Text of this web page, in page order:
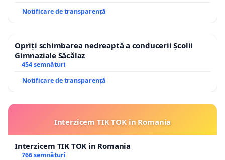
Notificare de transparență
Opriți schimbarea nedreaptă a conducerii Școlii
Gimnaziale Săcălaz
454 semnături
Notificare de transparență
Interzicem TIK TOK in Romania
Interzicem TIK TOK in Romania
766 semnături